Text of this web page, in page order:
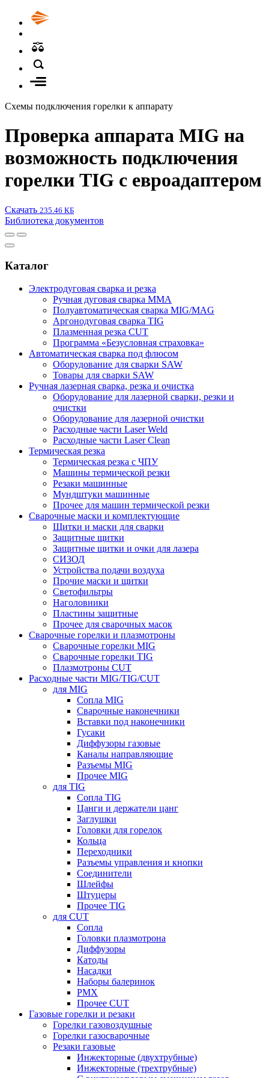
Схемы подключения горелки к аппарату
Проверка аппарата MIG на
возможность подключения
горелки TIG с евроадаптером
Скачать 235.46 КБ
Библиотека документов
Каталог
Электродуговая сварка и резка
Ручная дуговая сварка MMA
Полуавтоматическая сварка MIG/MAG
Аргонодуговая сварка TIG
Плазменная резка CUT
Программа «Безусловная страховка»
Автоматическая сварка под флюсом
Оборудование для сварки SAW
Товары для сварки SAW
Ручная лазерная сварка, резка и очистка
Оборудование для лазерной сварки, резки и
очистки
Оборудование для лазерной очистки
Расходные части Laser Weld
Расходные части Laser Clean
Термическая резка
Термическая резка с ЧПУ
Машины термической резки
Резаки машинные
Мундштуки машинные
Прочее для машин термической резки
Сварочные маски и комплектующие
Щитки и маски для сварки
Защитные щитки
Защитные щитки и очки для лазера
СИЗОД
Устройства подачи воздуха
Прочие маски и щитки
Светофильтры
Наголовники
Пластины защитные
Прочее для сварочных масок
Сварочные горелки и плазмотроны
Сварочные горелки MIG
Сварочные горелки TIG
Плазмотроны CUT
Расходные части MIG/TIG/CUT
для MIG
Сопла MIG
Сварочные наконечники
Вставки под наконечники
Гусаки
Диффузоры газовые
Каналы направляющие
Разъемы MIG
Прочее MIG
для TIG
Сопла TIG
Цанги и держатели цанг
Заглушки
Головки для горелок
Кольца
Переходники
Разъемы управления и кнопки
Соединители
Шлейфы
Штуцеры
Прочее TIG
для CUT
Сопла
Головки плазмотрона
Диффузоры
Катоды
Насадки
Наборы балеринок
PMX
Прочее CUT
Газовые горелки и резаки
Горелки газовоздушные
Горелки газосварочные
Резаки газовые
Инжекторные (двухтрубные)
Инжекторные (трехтрубные)